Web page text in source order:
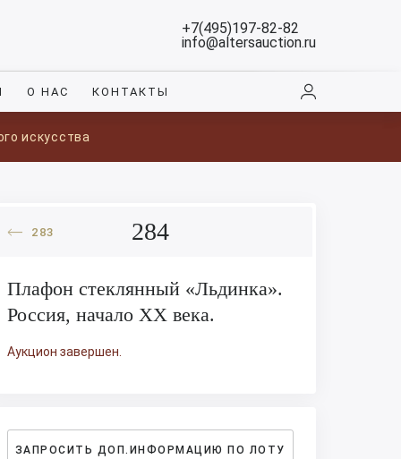
+7(495)197-82-82
info@altersauction.ru
О НАС КОНТАКТЫ
искусства
283 284
Плафон стеклянный «Льдинка».
Россия, начало XX века.
Аукцион завершен.
ЗАПРОСИТЬ ДОП.ИНФОРМАЦИЮ ПО ЛОТУ